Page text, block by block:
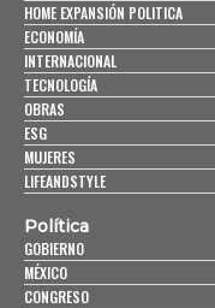
HOME EXPANSIÓN POLITICA
ECONOMÍA
INTERNACIONAL
TECNOLOGÍA
OBRAS
ESG
MUJERES
LIFEANDSTYLE
Política
GOBIERNO
MÉXICO
CONGRESO